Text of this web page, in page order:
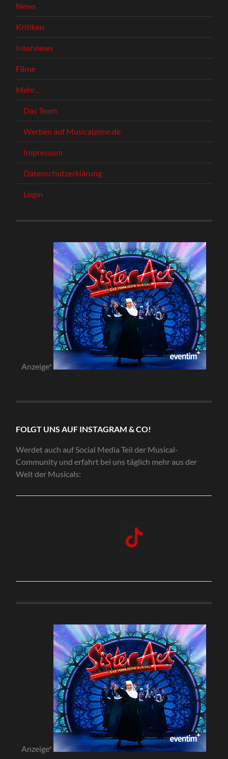
News
Kritiken
Interviews
Filme
Mehr…
Das Team
Werben auf Musicalzone.de
Impressum
Datenschutzerklärung
Login
Anzeige*
FOLGT UNS AUF INSTAGRAM & CO!
Werdet auch auf Social Media Teil der Musical-
Community und erfahrt bei uns täglich mehr aus der
Welt der Musicals:
Anzeige*